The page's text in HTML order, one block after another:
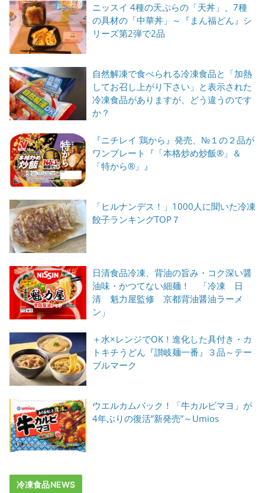
ニッスイ 4種の天ぷらの「天丼」、7種
の具材の「中華丼」～『まん福どん』シ
リーズ第2弾で2品
自然解凍で食べられる冷凍食品と「加熱
してお召し上がり下さい」と表示された
冷凍食品がありますが、どう違うのです
か？
『ニチレイ 鶏から』発売、№１の２品が
ワンプレート『「本格炒め炒飯®」＆
「特から®」』
「ヒルナンデス！」1000人に聞いた冷凍
餃子ランキングTOP７
日清食品冷凍、背油の旨み・コク深い醤
油味・かつてない細麺！ 「冷凍 日
清 魁力屋監修 京都背油醤油ラーメ
ン」
＋水×レンジでOK！進化した具付き・カ
トキチうどん『讃岐麺一番』３品～テー
ブルマーク
ウエルカムバック！「牛カルビマヨ」が
4年ぶりの復活”新発売”～Umios
冷凍食品NEWS